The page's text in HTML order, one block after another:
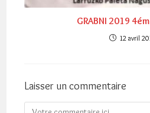
GRABNI 2019
12 avril
Laisser un commentaire
Comment